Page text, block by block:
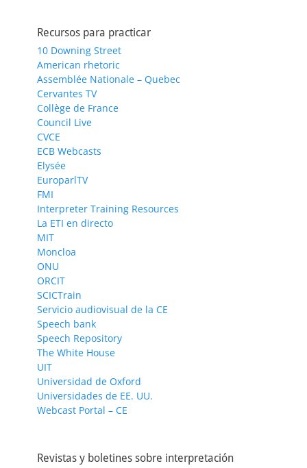
Recursos para practicar
10 Downing Street
American rhetoric
Assemblée Nationale – Quebec
Cervantes TV
Collège de France
Council Live
CVCE
ECB Webcasts
Elysée
EuroparlTV
FMI
Interpreter Training Resources
La ETI en directo
MIT
Moncloa
ONU
ORCIT
SCICTrain
Servicio audiovisual de la CE
Speech bank
Speech Repository
The White House
UIT
Universidad de Oxford
Universidades de EE. UU.
Webcast Portal – CE
Revistas y boletines sobre interpretación